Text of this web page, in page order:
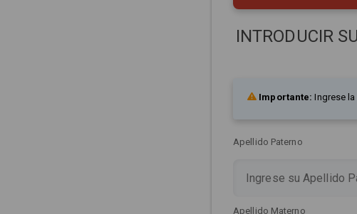
INTRODUCIR
Importante: Ingrese
Apellido Paterno
Apellido Materno